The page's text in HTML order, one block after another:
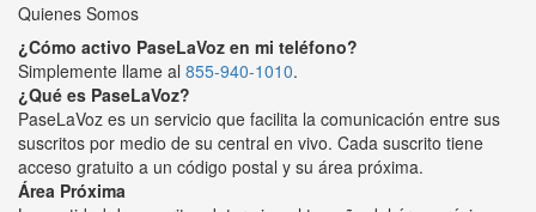
Quienes Somos
¿Cómo activo PaseLaVoz en mi teléfono?
Simplemente llame al 855-940-1010.
¿Qué es PaseLaVoz?
PaseLaVoz es un servicio que facilita la comunicación entre sus
suscritos por medio de su central en vivo. Cada suscrito tiene
acceso gratuito a un código postal y su área próxima.
Área Próxima